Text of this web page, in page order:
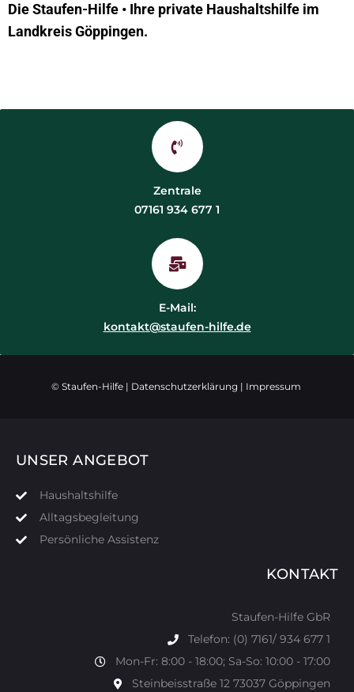
Die Staufen-Hilfe • Ihre private Haushaltshilfe im
Landkreis Göppingen.
Zentrale
07161 934 677 1
E-Mail:
kontakt@staufen-hilfe.de
© Staufen-Hilfe | Datenschutzerklärung | Impressum
UNSER ANGEBOT
Haushaltshilfe
Alltagsbegleitung
Persönliche Assistenz
KONTAKT
Staufen-Hilfe GbR
Telefon: (0) 7161/ 934 677 1
Mon-Fr: 8:00 - 18:00; Sa-So: 10:00 - 17:00
Steinbeisstraße 12 73037 Göppingen